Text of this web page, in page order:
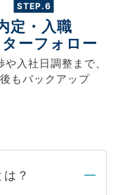
STEP.6
定・入職
ーフォロー
や入社日調整まで、
もバックアップ
？